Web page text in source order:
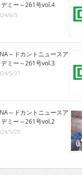
デミー～261号vol.4
6/3
～ドカントニュースア
デミー～261号vol.3
5/27
～ドカントニュースア
デミー～261号vol.2
5/20